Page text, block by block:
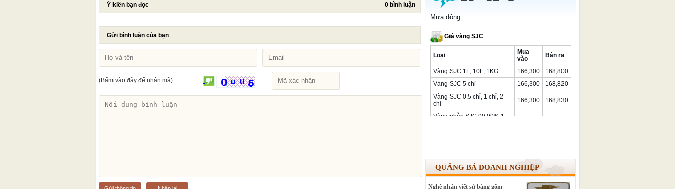
Ý kiến bạn đọc 0 bình luận
Gửi bình luận của bạn
(Bấm vào đây để nhận mã)
QUẢNG BÁ DOANH NGHIỆP
Nghệ nhân viết sử bằng gốm